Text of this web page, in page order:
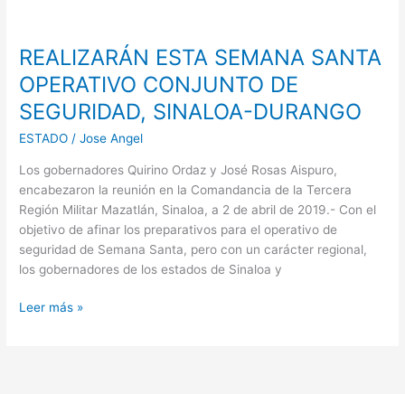
REALIZARÁN ESTA SEMANA SANTA
OPERATIVO CONJUNTO DE
SEGURIDAD, SINALOA-DURANGO
ESTADO /Jose Angel
Los gobernadores Quirino Ordaz y José Rosas Aispuro,
encabezaron la reunión en la Comandancia de la Tercera
Región Militar Mazatlán, Sinaloa, a 2 de abril de 2019.- Con el
objetivo de afinar los preparativos para el operativo de
seguridad de Semana Santa, pero con un carácter regional,
los gobernadores de los estados de Sinaloa y
SEMANA
SANTA
OPERATIVO
CONJUNTO
DE
SINALOA-
DURANGO
Leer más »